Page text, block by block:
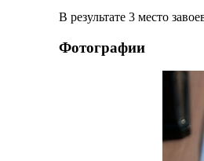
В результате 3 место
Фотографии